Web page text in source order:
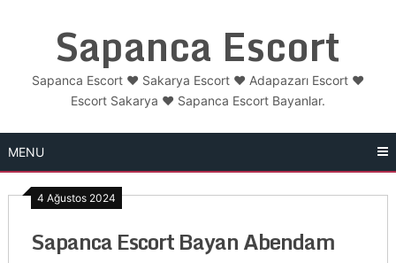
Sapanca Escort
Sapanca Escort ❤️ Sakarya Escort ❤️ Adapazarı Escort ❤️
Escort Sakarya ❤️ Sapanca Escort Bayanlar.
MENU
4 Ağustos 2024
Sapanca Escort Bayan Abendam